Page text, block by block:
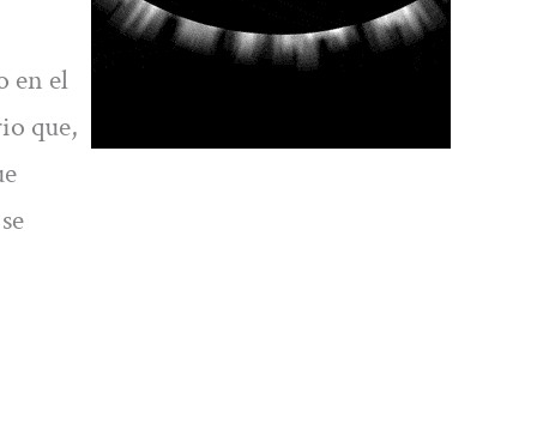
en el
que,